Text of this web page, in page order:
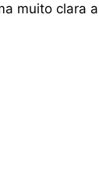
muito clara a